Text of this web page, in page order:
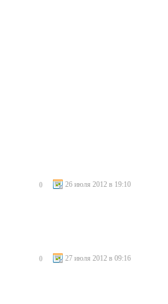
26 июля 2012 в 19:10
0
27 июля 2012 в 09:16
0